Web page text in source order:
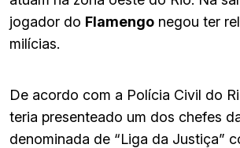
jogador do Flamengo negou ter
milícias.
De acordo com a Polícia Civil do
teria presenteado um dos chefes
denominada de “Liga da Justiça”